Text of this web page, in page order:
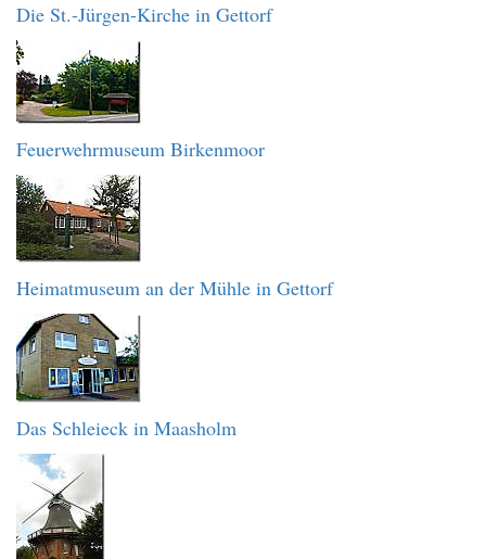
Die St.-Jürgen-Kirche in Gettorf
Feuerwehrmuseum Birkenmoor
Heimatmuseum an der Mühle in Gettorf
Das Schleieck in Maasholm